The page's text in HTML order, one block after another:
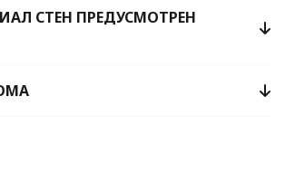
СТЕН ПРЕДУСМОТРЕН